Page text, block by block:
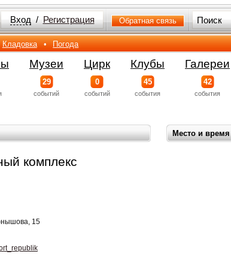
Вход / Регистрация Обратная связь
Кладовка • Погода
Музеи
29
событий
Цирк
0
событий
Клубы
45
события
Галереи
42
события
Место и время
комплекс
15